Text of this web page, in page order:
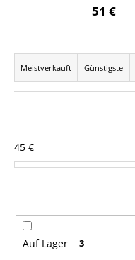
51 €
P
o
k
t
o
r
Meistverkauft Günstigste
45 €
Auf Lager 3
W
m
p
e
h